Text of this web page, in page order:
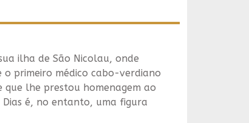
ilha de São Nicolau, onde
o primeiro médico cabo-verdiano
que lhe prestou homenagem ao
é, no entanto, uma figura